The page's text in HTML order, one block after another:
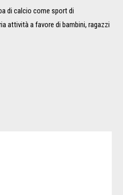
di calcio come sport di
attività a favore di bambini, ragazzi